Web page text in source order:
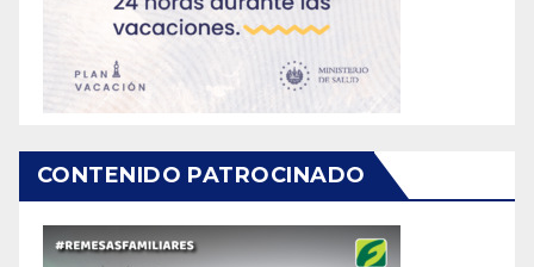
CONTENIDO PATROCINADO